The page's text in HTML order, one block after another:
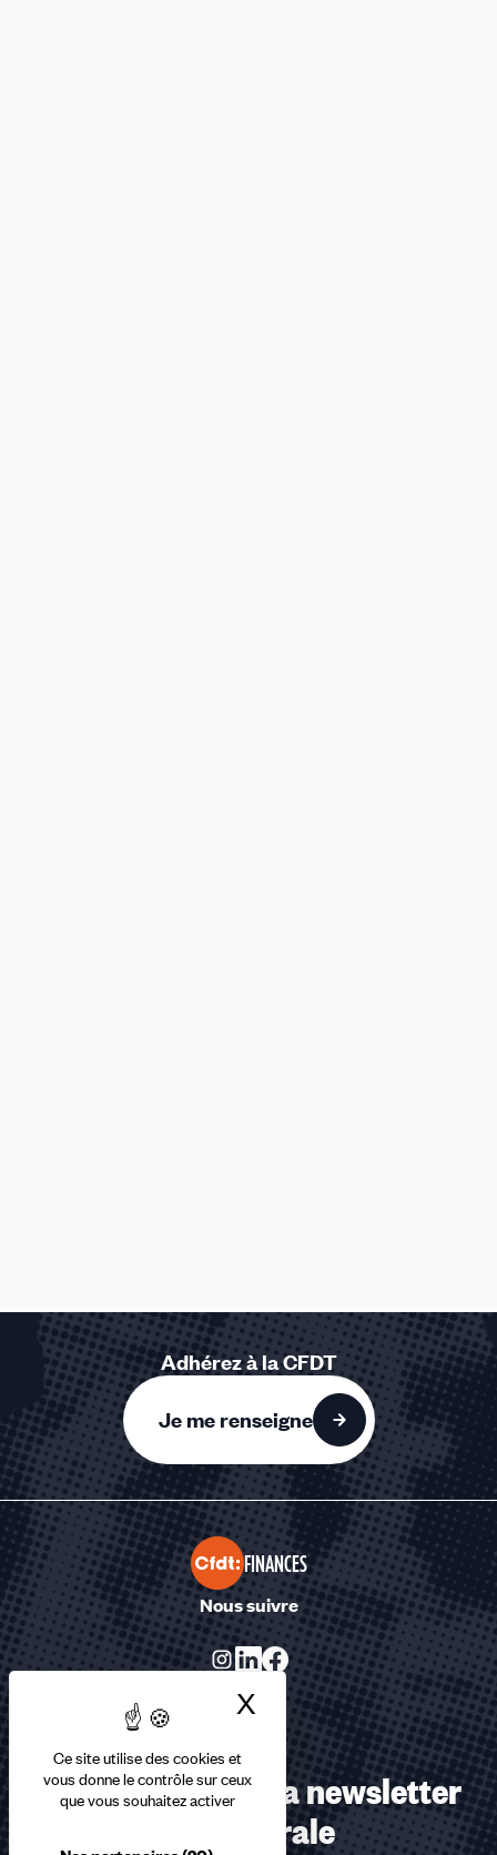
Ce site utilise des cookies et
vous donne le contrôle sur ceux
que vous souhaitez activer
X Masquer le
Adhérez à la CFDT
Je me renseigne
FINANCES
Nous suivre
Abonnez-vous à la newsletter
confédérale